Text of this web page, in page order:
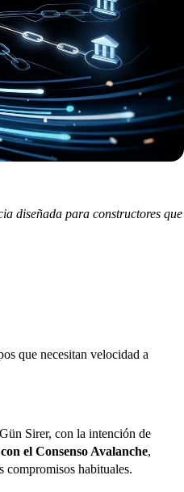
diseñada para constructores que
que necesitan velocidad a
Sirer, con la intención de
el Consenso Avalanche,
compromisos habituales.